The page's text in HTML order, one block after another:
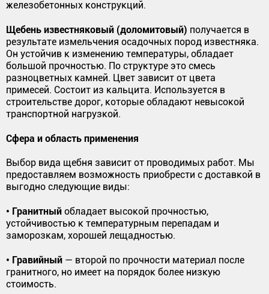
железобетонных конструкций.
Щебень известняковый (доломитовый) получается в
результате измельчения осадочных пород известняка.
Он устойчив к изменению температуры, обладает
большой прочностью. По структуре это смесь
разноцветных камней. Цвет зависит от цвета
примесей. Состоит из кальцита. Используется в
строительстве дорог, которые обладают невысокой
транспортной нагрузкой.
Сфера и область применения
Выбор вида щебня зависит от проводимых работ. Мы
предоставляем возможность приобрести с доставкой в
выгодно следующие виды:
• Гранитный обладает высокой прочностью,
устойчивостью к температурным перепадам и
заморозкам, хорошей лещадностью.
• Гравийный — второй по прочности материал после
гранитного, но имеет на порядок более низкую
стоимость.